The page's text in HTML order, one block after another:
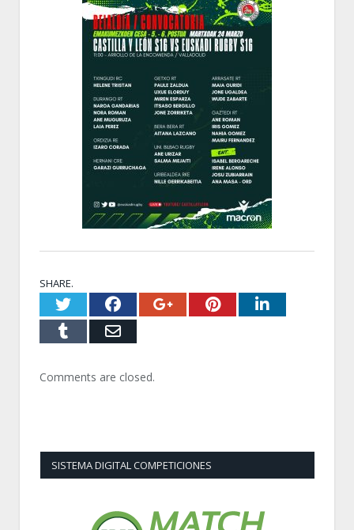
SHARE.
TwitterFacebookGoogle+Pinterest
TumblrEmail
Comments are closed.
SISTEMA DIGITAL COMPETICIONES